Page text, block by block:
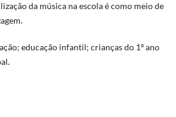
da música na escola é como meio de
educação infantil; crianças do 1º ano